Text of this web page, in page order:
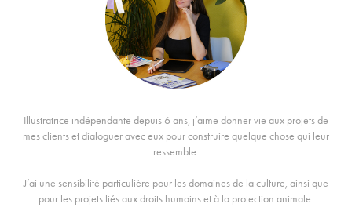
Illustratrice indépendante depuis 6 ans, j’aime donner vie aux projets de
mes clients et dialoguer avec eux pour construire quelque chose qui leur
ressemble.
J’ai une sensibilité particulière pour les domaines de la culture, ainsi que
pour les projets liés aux droits humains et à la protection animale.